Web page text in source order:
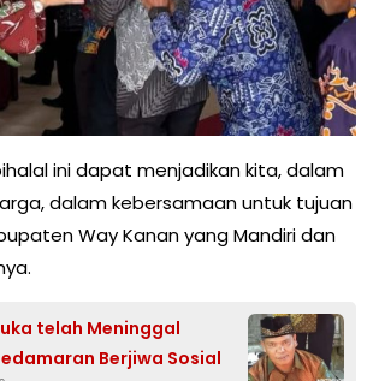
ini dapat menjadikan kita, dalam
dalam kebersamaan untuk tujuan
Way Kanan yang Mandiri dan
telah Meninggal
Berjiwa Sosial